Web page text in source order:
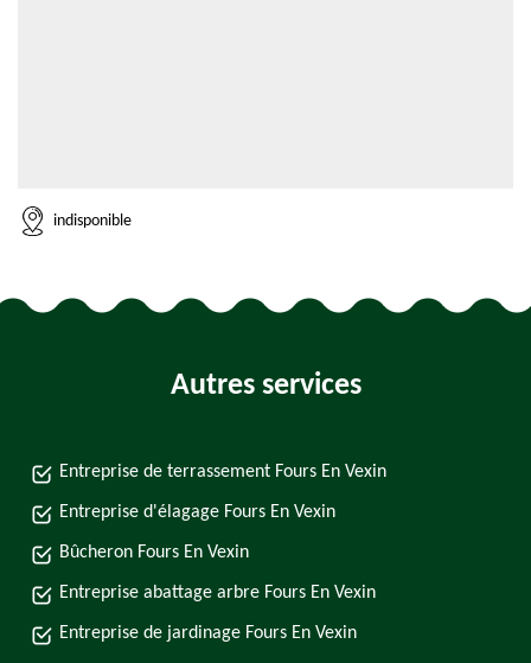
indisponible
Autres services
Entreprise de terrassement Fours En Vexin
Entreprise d'élagage Fours En Vexin
Bûcheron Fours En Vexin
Entreprise abattage arbre Fours En Vexin
Entreprise de jardinage Fours En Vexin